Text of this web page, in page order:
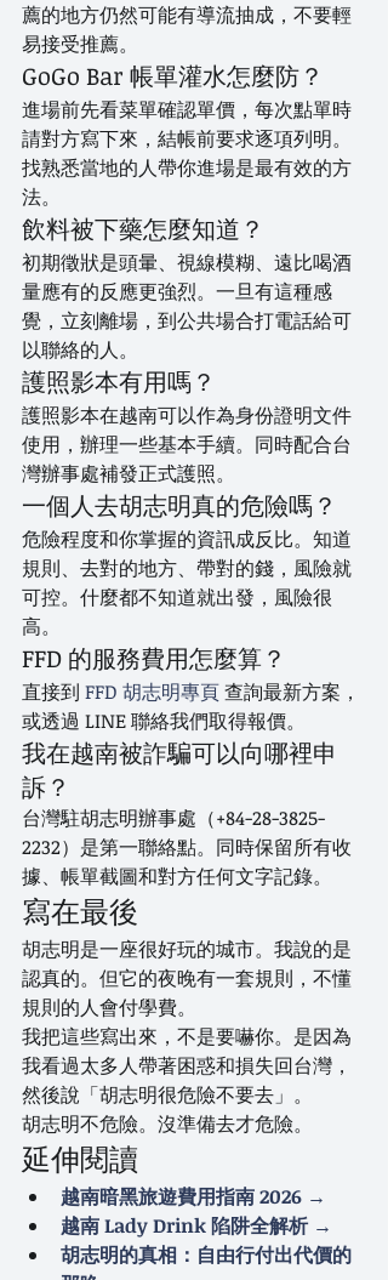
薦的地方仍然可能有導流抽成，不要輕
易接受推薦。
GoGo Bar 帳單灌水怎麼防？
進場前先看菜單確認單價，每次點單時
請對方寫下來，結帳前要求逐項列明。
找熟悉當地的人帶你進場是最有效的方
法。
飲料被下藥怎麼知道？
初期徵狀是頭暈、視線模糊、遠比喝酒
量應有的反應更強烈。一旦有這種感
覺，立刻離場，到公共場合打電話給可
以聯絡的人。
護照影本有用嗎？
護照影本在越南可以作為身份證明文件
使用，辦理一些基本手續。同時配合台
灣辦事處補發正式護照。
一個人去胡志明真的危險嗎？
危險程度和你掌握的資訊成反比。知道
規則、去對的地方、帶對的錢，風險就
可控。什麼都不知道就出發，風險很
高。
FFD 的服務費用怎麼算？
直接到 FFD 胡志明專頁 查詢最新方案，
或透過 LINE 聯絡我們取得報價。
我在越南被詐騙可以向哪裡申
訴？
台灣駐胡志明辦事處（+84-28-3825-
2232）是第一聯絡點。同時保留所有收
據、帳單截圖和對方任何文字記錄。
寫在最後
胡志明是一座很好玩的城市。我說的是
認真的。但它的夜晚有一套規則，不懂
規則的人會付學費。
我把這些寫出來，不是要嚇你。是因為
我看過太多人帶著困惑和損失回台灣，
然後說「胡志明很危險不要去」。
胡志明不危險。沒準備去才危險。
延伸閱讀
越南暗黑旅遊費用指南 2026 →
越南 Lady Drink 陷阱全解析 →
胡志明的真相：自由行付出代價的